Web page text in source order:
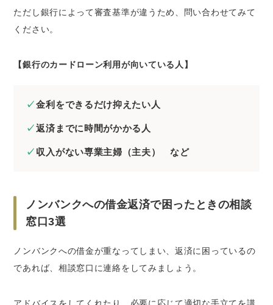
ただし銀行によって審査基準が違うため、問い合わせてみて
ください。
【銀行のカードローン利用が向いている人】
金利をできるだけ抑えたい人
返済までに時間がかかる人
収入がない専業主婦（主夫） など
ノンバンクへの借金返済で困ったときの相談
窓口3選
ノンバンクへの借金が重なってしまい、返済に困っているの
であれば、相談窓口に連絡をしてみましょう。